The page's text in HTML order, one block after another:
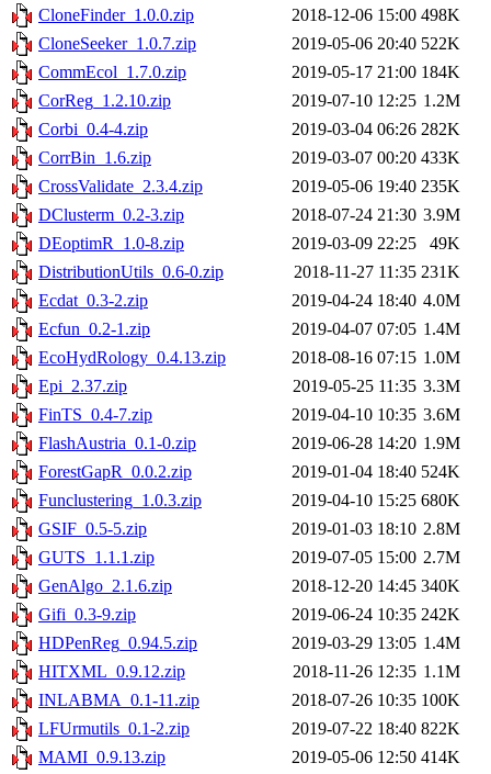
CloneFinder_1.0.0.zip
2018-12-06 15:00 498K
CloneSeeker_1.0.7.zip
2019-05-06 20:40 522K
CommEcol_1.7.0.zip
2019-05-17 21:00 184K
CorReg_1.2.10.zip
2019-07-10 12:25 1.2M
Corbi_0.4-4.zip
2019-03-04 06:26 282K
CorrBin_1.6.zip
2019-03-07 00:20 433K
CrossValidate_2.3.4.zip
2019-05-06 19:40 235K
DClusterm_0.2-3.zip
2018-07-24 21:30 3.9M
DEoptimR_1.0-8.zip
2019-03-09 22:25
49K
DistributionUtils_0.6-0.zip
2018-11-27 11:35 231K
Ecdat_0.3-2.zip
2019-04-24 18:40 4.0M
Ecfun_0.2-1.zip
2019-04-07 07:05 1.4M
EcoHydRology_0.4.13.zip
2018-08-16 07:15 1.0M
Epi_2.37.zip
2019-05-25 11:35 3.3M
FinTS_0.4-7.zip
2019-04-10 10:35 3.6M
FlashAustria_0.1-0.zip
2019-06-28 14:20 1.9M
ForestGapR_0.0.2.zip
2019-01-04 18:40 524K
Funclustering_1.0.3.zip
2019-04-10 15:25 680K
GSIF_0.5-5.zip
2019-01-03 18:10 2.8M
GUTS_1.1.1.zip
2019-07-05 15:00 2.7M
GenAlgo_2.1.6.zip
2018-12-20 14:45 340K
Gifi_0.3-9.zip
2019-06-24 10:35 242K
HDPenReg_0.94.5.zip
2019-03-29 13:05 1.4M
HITXML_0.9.12.zip
2018-11-26 12:35 1.1M
INLABMA_0.1-11.zip
2018-07-26 10:35 100K
LFUrmutils_0.1-2.zip
2019-07-22 18:40 822K
MAMI_0.9.13.zip
2019-05-06 12:50 414K